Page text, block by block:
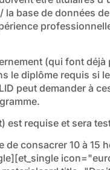
base de données
(qui font
le diplôme requis si
peut demander à
est requise et sera
de consacrer 10 à 15